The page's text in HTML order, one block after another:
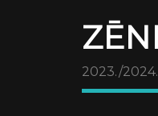
2023./